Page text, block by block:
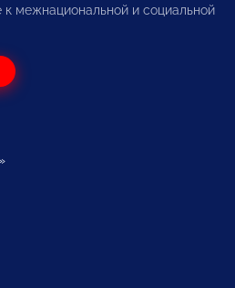
межнациональной и социальной